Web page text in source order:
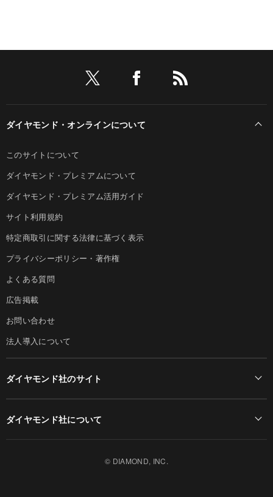
ダイヤモンド・オンラインについて
このサイトについて
ダイヤモンド・プレミアムについて
ダイヤモンド・プレミアム活用ガイド
サイト利用規約
特定商取引に関する法律に基づく表示
プライバシーポリシー・著作権
よくある質問
広告掲載
お問い合わせ
法人導入について
ダイヤモンド社のサイト
ダイヤモンド社について
© DIAMOND, INC.